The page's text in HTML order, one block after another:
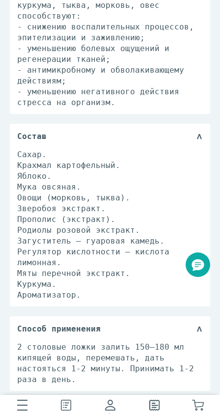
куркума, тыква, морковь, овес
способствуют:
- снижению воспалительных процессов,
эпителизации и заживлению;
- уменьшению болевых ощущений и
регенерации тканей;
- антимикробному и обволакивающему
действиям;
- уменьшению негативного действия
стресса на организм.
Состав
Сахар.
Крахмал картофельный.
Яблоко.
Мука овсяная.
Овощи (морковь, тыква).
Зверобоя экстракт.
Прополис (экстракт).
Родиолы розовой экстракт.
Загуститель – гуаровая камедь.
Регулятор кислотности – кислота
лимонная.
Мяты перечной экстракт.
Куркума.
Ароматизатор.
Способ применения
2 столовые ложки залить 150–180 мл
кипящей воды, перемешать, дать
настояться 1-2 минуты. Принимать 1-2
раза в день.